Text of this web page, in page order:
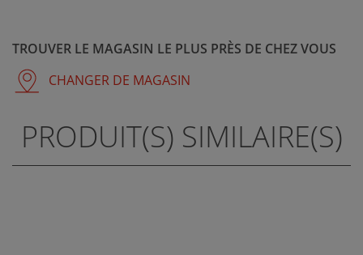
TROUVER LE MAGASIN LE PLUS PRÈS DE CHEZ VOUS
CHANGER DE MAGASIN
PRODUIT(S) SIMILAIRE(S)